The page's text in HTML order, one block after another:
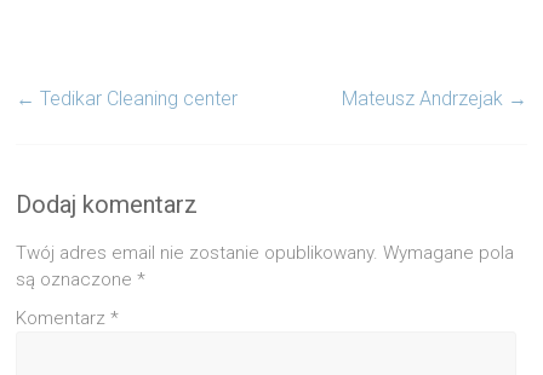
← Tedikar Cleaning center Mateusz Andrzejak →
Dodaj komentarz
Twój adres email nie zostanie opublikowany. Wymagane pola
są oznaczone*
Komentarz*